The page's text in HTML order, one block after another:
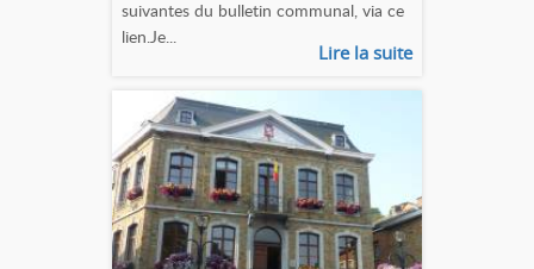
suivantes du bulletin communal, via ce
lien.Je...
Lire la suite